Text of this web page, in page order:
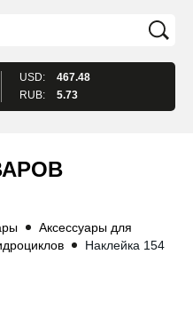
USD:
467.48
RUB:
5.73
Аксессуары для
Наклейка 154